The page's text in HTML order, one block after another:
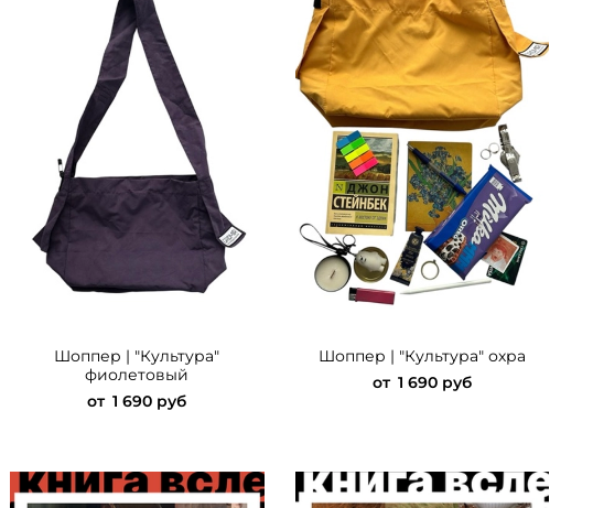
Шоппер | "Культура"
фиолетовый
от 1 690 руб
Шоппер | "Культура" охра
от 1 690 руб